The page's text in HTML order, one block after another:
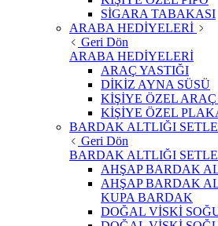
SİGARA TABAKASI
ARABA HEDİYELERİ
Geri Dön
ARABA HEDİYELERİ
ARAÇ YASTIĞI
DİKİZ AYNA SÜSÜ
KİŞİYE ÖZEL
KİŞİYE ÖZEL
BARDAK ALTLIĞI
Geri Dön
BARDAK ALTLIĞI
AHŞAP BARDAK
AHŞAP BARDAK
KUPA BARDAK
DOĞAL VİSKİ